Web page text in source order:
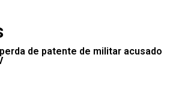
de patente de militar acusado